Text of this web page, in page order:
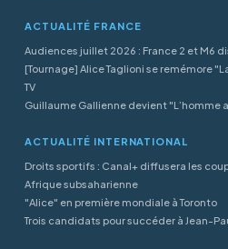
ACTUALITÉ FRANCE
Audiences juillet 2026 : France 2 et M6
[Tournage] Alice Taglioni se remémore
TV
Guillaume Gallienne devient "L’homme
ACTUALITÉ INTERNATIONAL
Droits sportifs : Canal+ diffusera les
Afrique subsaharienne
"Alice" en première mondiale à Toronto
Trois candidats pour succéder à Jean-